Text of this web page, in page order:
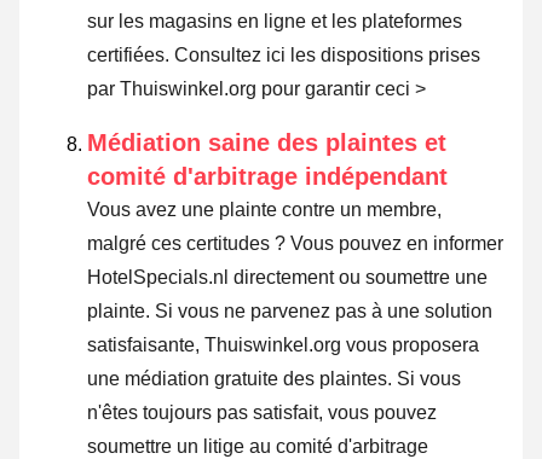
sur les magasins en ligne et les plateformes
certifiées. Consultez ici les dispositions prises
par Thuiswinkel.org pour garantir ceci >
Médiation saine des plaintes et
comité d'arbitrage indépendant
Vous avez une plainte contre un membre,
malgré ces certitudes ? Vous pouvez en informer
HotelSpecials.nl directement ou soumettre une
plainte. Si vous ne parvenez pas à une solution
satisfaisante, Thuiswinkel.org vous proposera
une médiation gratuite des plaintes. Si vous
n'êtes toujours pas satisfait, vous pouvez
soumettre un litige au comité d'arbitrage